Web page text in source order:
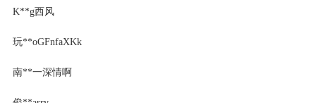
K**g西风
玩**oGFnfaXKk
南**一深情啊